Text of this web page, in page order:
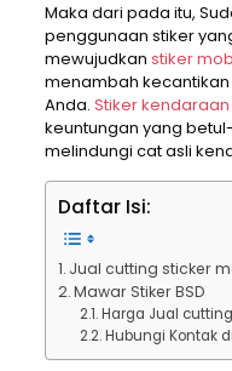
Maka dari pada itu,
penggunaan stiker
mewujudkan stiker
menambah
Anda. Stiker kendaraan
keuntungan yang
melindungi cat asli
Daftar Isi:
Jual cutting sticker
Mawar Stiker BSD
Harga Jual
Hubungi Kontak